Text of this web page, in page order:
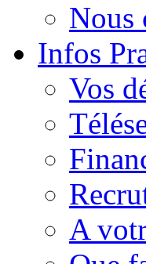
Nous
Infos
Vos
A